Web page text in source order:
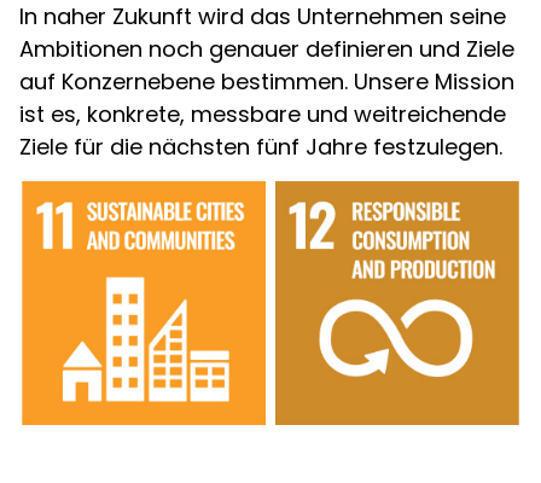
In naher Zukunft wird das Unternehmen seine
Ambitionen noch genauer definieren und Ziele
auf Konzernebene bestimmen. Unsere Mission
ist es, konkrete, messbare und weitreichende
Ziele für die nächsten fünf Jahre festzulegen.